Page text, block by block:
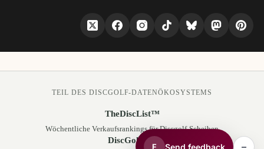
F Send feedback –
TEIL DES DISCGOLF-DATENÖKOSYSTEMS
TheDiscList™
Wöchentliche Verkaufsrankings für Discgolf-Scheiben
DiscGolfAPI